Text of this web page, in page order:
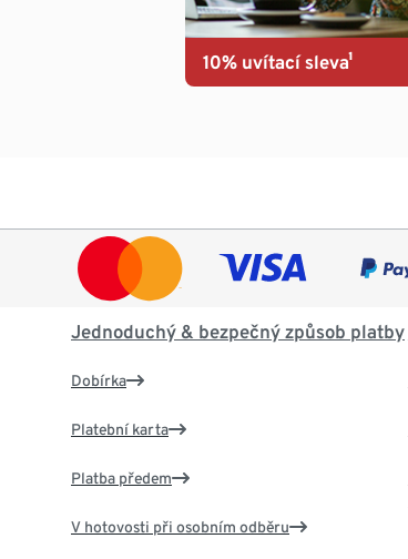
10% uvítací sleva¹
Jednoduchý & bezpečný způsob platby
Dobírka
Platební karta
Platba předem
V hotovosti při osobním odběru